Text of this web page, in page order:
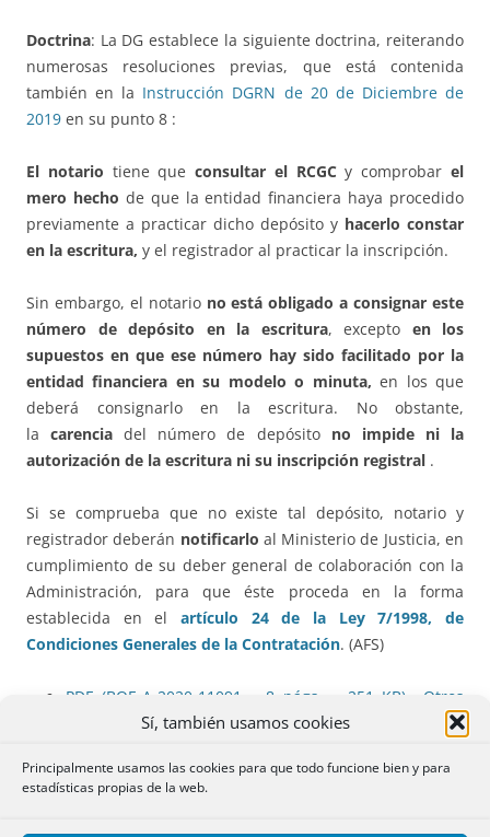
Sí, también usamos cookies
Principalmente usamos las cookies para que todo funcione bien y para
estadísticas propias de la web.
Doctrina: La DG establece la siguiente doctrina, reiterando
numerosas resoluciones previas, que está contenida
también en la Instrucción DGRN de 20 de Diciembre de
2019 en su punto 8 :
El notario tiene queconsultar el RCGCy comprobarel
mero hecho de que la entidad financiera haya procedido
previamente a practicar dicho depósito y hacerlo constar
en la escritura, y el registrador al practicar la inscripción.
Sin embargo, el notario no está obligado a consignar este
número de depósito en la escritura, excepto en los
supuestos en que ese número hay sido facilitado por la
entidad financiera en su modelo o minuta, en los que
deberá consignarlo en la escritura. No obstante,
lacarencia del número de depósito no impide ni la
autorización de la escritura ni su inscripción registral .
Si se comprueba que no existe tal depósito, notario y
registrador deberán notificarlo al Ministerio de Justicia, en
cumplimiento de su deber general de colaboración con la
Administración, para que éste proceda en la forma
establecida en el artículo 24 de la Ley 7/1998, de
Condiciones Generales de la Contratación. (AFS)
PDF (BOE-A-2020-11091 – 8 págs. – 251 KB)
Otros
386.() PRÉSTAMO HIPOTECARIO. DEPÓSITO EN EL